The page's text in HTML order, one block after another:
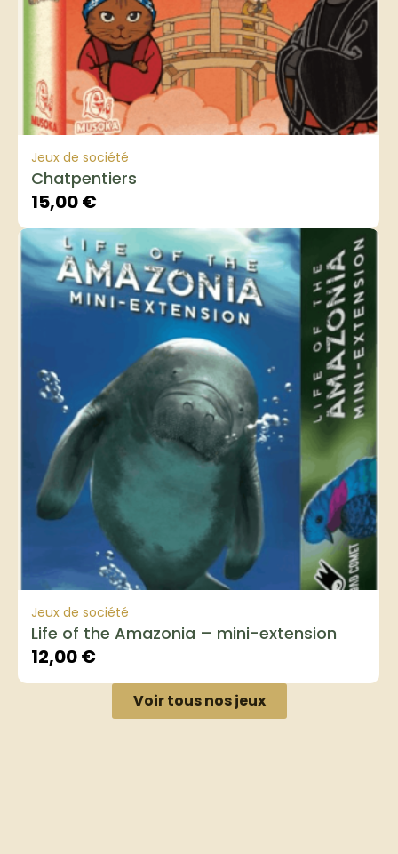
Jeux de société
Chatpentiers
15,00€
Jeux de société
Life of the Amazonia – mini-extension
12,00€
Voir tous nos jeux